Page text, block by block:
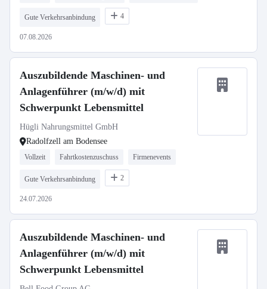
Gute Verkehrsanbindung 4
07.08.2026
Auszubildende Maschinen- und
Anlagenführer (m/w/d) mit
Schwerpunkt Lebensmittel
Hügli Nahrungsmittel GmbH
Radolfzell am Bodensee
Vollzeit Fahrtkostenzuschuss Firmenevents
Gute Verkehrsanbindung 2
24.07.2026
Auszubildende Maschinen- und
Anlagenführer (m/w/d) mit
Schwerpunkt Lebensmittel